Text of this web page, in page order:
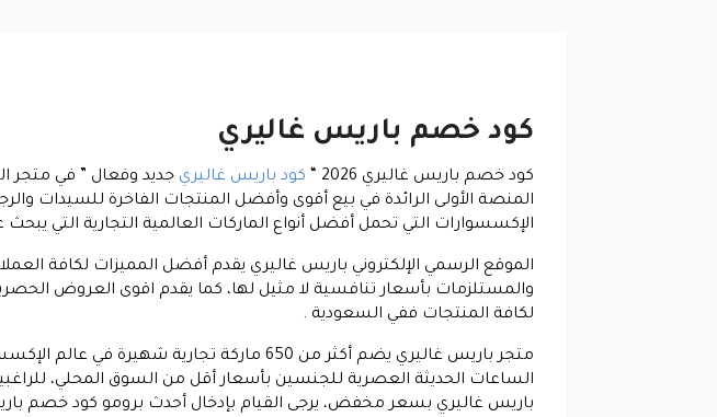
كود خصم باريس غاليري
كود خصم باريس غاليري 2026 “ كود باريس غاليري جديد وفعال ” في متجر
المنصة الأولى الرائدة في بيع أقوى وأفضل المنتجات الفاخرة للسيدات
الإكسسوارات التي تحمل أفضل أنواع الماركات العالمية التجارية التي يبحث
الموقع الرسمي الإلكتروني باريس غاليري يقدم أفضل المميزات لكافة
والمستلزمات بأسعار تنافسية لا مثيل لها، كما يقدم اقوى العروض
لكافة المنتجات ففي السعودية .
متجر باريس غاليري يضم أكثر من 650 ماركة
الساعات الحديثة العصرية للجنسين بأسعار أقل من السوق المحلي،
باريس غاليري بسعر مخفض، يرجى القيام بإدخال أحدث برومو كود خصم